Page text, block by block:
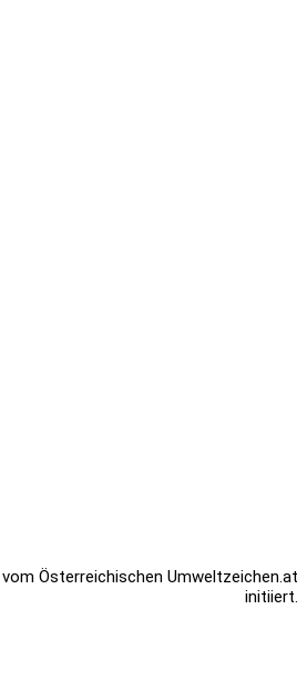
Österreichischen Umweltzeichen.at
initiiert.